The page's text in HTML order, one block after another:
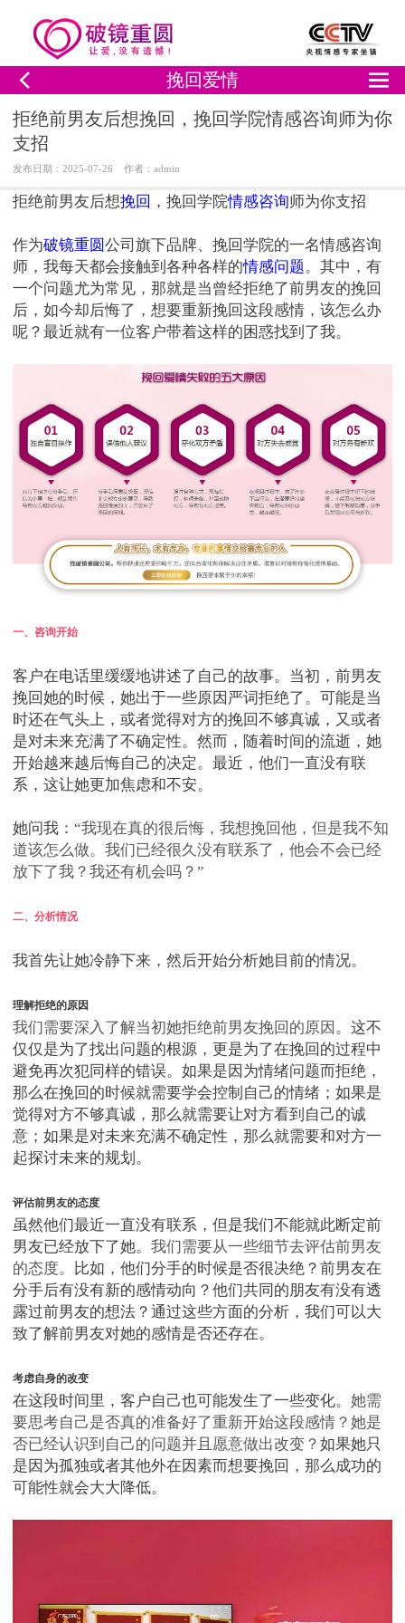
挽回爱情
拒绝前男友后想挽回，挽回学院情感咨询师为你
支招
发布日期：2025-07-26 作者：admin
拒绝前男友后想挽回 ，挽回学院情感咨询师为你支招
作为破镜重圆公司旗下品牌、挽回学院的一名情感咨询
师，我每天都会接触到各种各样的情感问题。其中，有
一个问题尤为常见，那就是当曾经拒绝了前男友的挽回
后，如今却后悔了，想要重新挽回这段感情，该怎么办
呢？最近就有一位客户带着这样的困惑找到了我。
一、咨询开始
客户在电话里缓缓地讲述了自己的故事。当初，前男友
挽回她的时候，她出于一些原因严词拒绝了。可能是当
时还在气头上，或者觉得对方的挽回不够真诚，又或者
是对未来充满了不确定性。然而，随着时间的流逝，她
开始越来越后悔自己的决定。最近，他们一直没有联
系，这让她更加焦虑和不安。
她问我： “我现在真的很后悔，我想挽回他，但是我不知
道该怎么做。我们已经很久没有联系了，他会不会已经
放下了我？我还有机会吗？”
二、分析情况
我首先让她冷静下来，然后开始分析她目前的情况。
理解拒绝的原因
我们需要深入了解当初她拒绝前男友挽回的原因 。这不
仅仅是为了找出问题的根源，更是为了在挽回的过程中
避免再次犯同样的错误。如果是因为情绪问题而拒绝，
那么在挽回的时候就需要学会控制自己的情绪；如果是
觉得对方不够真诚，那么就需要让对方看到自己的诚
意；如果是对未来充满不确定性，那么就需要和对方一
起探讨未来的规划。
评估前男友的态度
虽然他们最近一直没有联系，但是我们不能就此断定前
男友已经放下了她。 我们需要从一些细节去评估前男友
的态度。
比如，他们分手的时候是否很决绝？前男友在
分手后有没有新的感情动向？他们共同的朋友有没有透
露过前男友的想法？通过这些方面的分析，我们可以大
致了解前男友对她的感情是否还存在。
考虑自身的改变
在这段时间里，客户自己也可能发生了一些变化。 她需
要思考自己是否真的准备好了重新开始这段感情？她是
否已经认识到自己的问题并且愿意做出改变？ 如果她只
是因为孤独或者其他外在因素而想要挽回，那么成功的
可能性就会大大降低。